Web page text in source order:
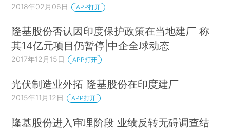
2018年02月06日 APP打开
隆基股份否认因印度保护政策在当地建厂 称
其14亿元项目仍暂停|中企全球动态
2017年12月15日 APP打开
光伏制造业外拓 隆基股份在印度建厂
2015年11月12日 APP打开
隆基股份进入审理阶段 业绩反转无碍调查结